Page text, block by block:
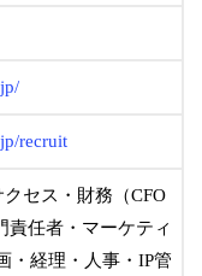
recruit
セス・財務（CFO
責任者・マーケティ
・経理・人事・IP管